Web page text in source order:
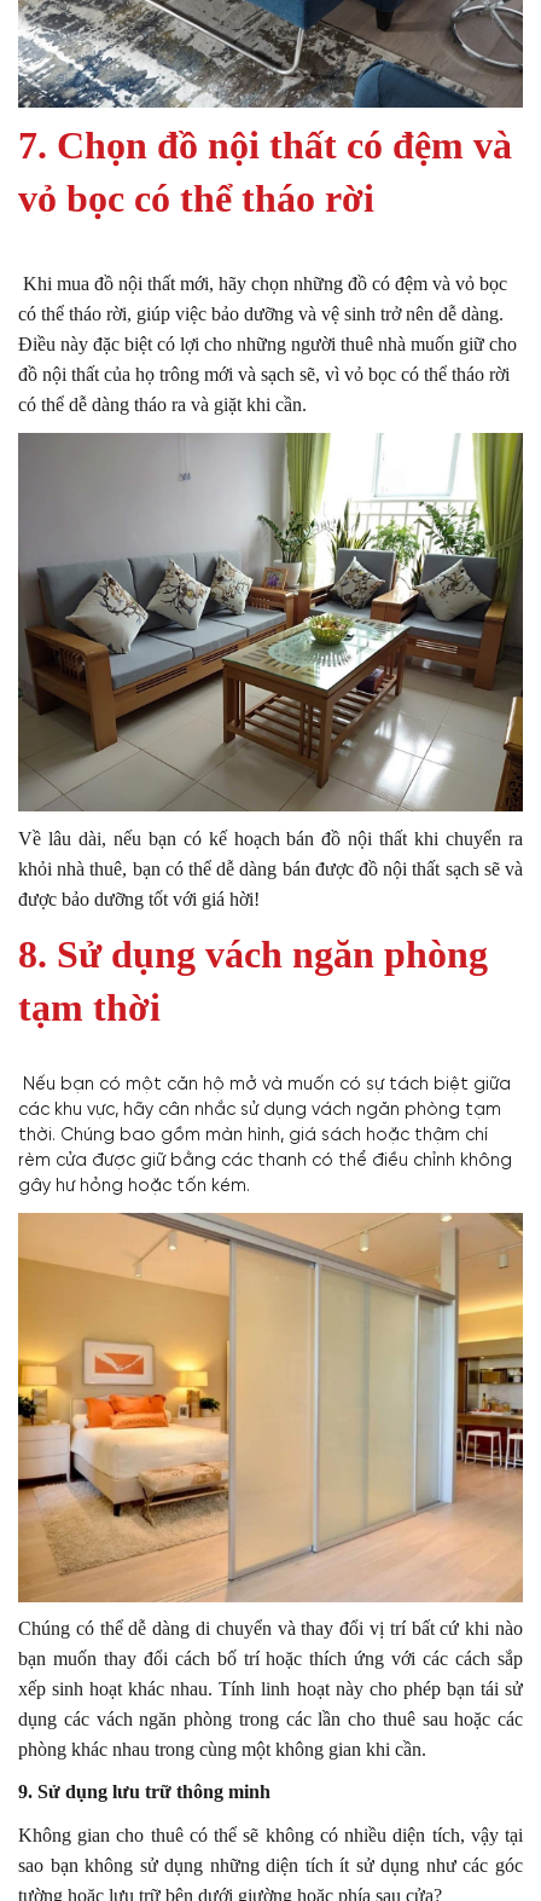
7. Chọn đồ nội thất có đệm và
vỏ bọc có thể tháo rời
Khi mua đồ nội thất mới, hãy chọn những đồ có đệm và vỏ bọc
có thể tháo rời, giúp việc bảo dưỡng và vệ sinh trở nên dễ dàng.
Điều này đặc biệt có lợi cho những người thuê nhà muốn giữ cho
đồ nội thất của họ trông mới và sạch sẽ, vì vỏ bọc có thể tháo rời
có thể dễ dàng tháo ra và giặt khi cần.
Về lâu dài, nếu bạn có kế hoạch bán đồ nội thất khi chuyển ra
khỏi nhà thuê, bạn có thể dễ dàng bán được đồ nội thất sạch sẽ và
được bảo dưỡng tốt với giá hời!
8. Sử dụng vách ngăn phòng
tạm thời
Nếu bạn có một căn hộ mở và muốn có sự tách biệt giữa
các khu vực, hãy cân nhắc sử dụng vách ngăn phòng tạm
thời. Chúng bao gồm màn hình, giá sách hoặc thậm chí
rèm cửa được giữ bằng các thanh có thể điều chỉnh không
gây hư hỏng hoặc tốn kém.
Chúng có thể dễ dàng di chuyển và thay đổi vị trí bất cứ khi nào
bạn muốn thay đổi cách bố trí hoặc thích ứng với các cách sắp
xếp sinh hoạt khác nhau. Tính linh hoạt này cho phép bạn tái sử
dụng các vách ngăn phòng trong các lần cho thuê sau hoặc các
phòng khác nhau trong cùng một không gian khi cần.
9. Sử dụng lưu trữ thông minh
Không gian cho thuê có thể sẽ không có nhiều diện tích, vậy tại
sao bạn không sử dụng những diện tích ít sử dụng như các góc
tường hoặc lưu trữ bên dưới giường hoặc phía sau cửa?